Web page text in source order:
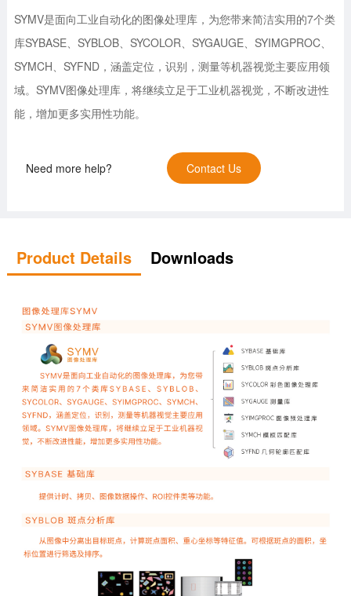
SYMV是面向工业自动化的图像处理库，为您带来简洁实用的7个类
库SYBASE、SYBLOB、SYCOLOR、SYGAUGE、SYIMGPROC、
SYMCH、SYFND，涵盖定位，识别，测量等机器视觉主要应用领
域。SYMV图像处理库，将继续立足于工业机器视觉，不断改进性
能，增加更多实用性功能。
Need more help? Contact Us
Product Details Downloads